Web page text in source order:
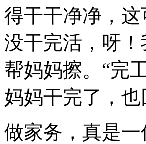
得干干净净，
没干完活，呀
帮妈妈擦。“完
妈妈干完了，
做家务，真是